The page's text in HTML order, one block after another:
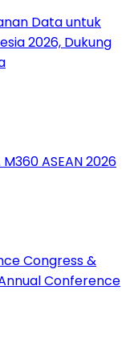
Data untuk
2026, Dukung
ASEAN 2026
Congress &
Conference